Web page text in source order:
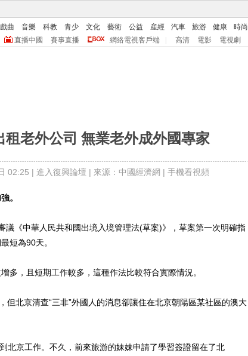
戲曲 音樂 科教 青少 文化 藝術 公益 産經 汽車 旅游 健康 時尚
直播中國 賽事直播 網絡電視客戶端 高清 電影 電視劇
租老外公司 無業老外成外國專家
02:25 | 進入復興論壇 | 來源：中國經濟網 | 手機看視頻
。
《中華人民共和國出境入境管理法(草案)》，草案第一次明確指
短為90天。
，且短期工作較多，這種作法比較符合實際情況。
北京清查“三非”外國人的消息卻讓住在北京朝陽區某社區的澳大
京工作。不久，前來旅游的妹妹申請了學習簽證留在了北